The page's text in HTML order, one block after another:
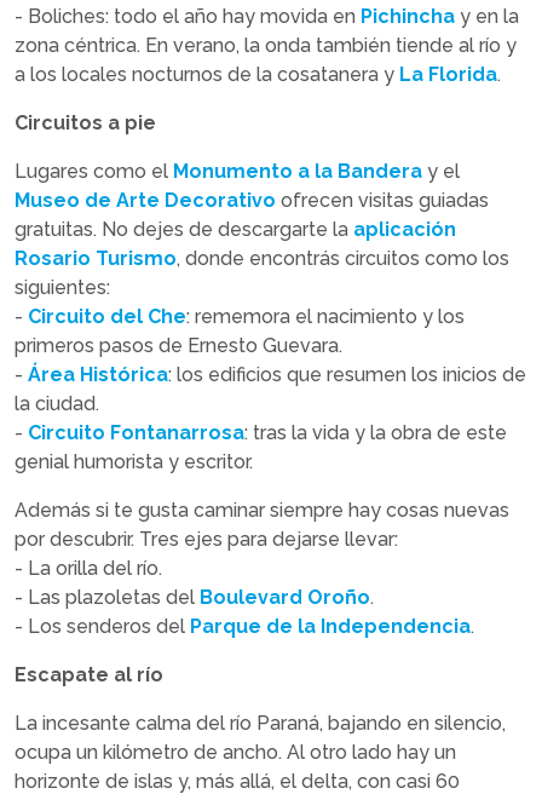
- Boliches: todo el año hay movida en Pichincha y en la
zona céntrica. En verano, la onda también tiende al río y
a los locales nocturnos de la cosatanera y La Florida.
Circuitos a pie
Lugares como el Monumento a la Bandera y el
Museo de Arte Decorativo ofrecen visitas guiadas
gratuitas. No dejes de descargarte la aplicación
Rosario Turismo, donde encontrás circuitos como los
siguientes:
- Circuito del Che: rememora el nacimiento y los
primeros pasos de Ernesto Guevara.
- Área Histórica: los edificios que resumen los inicios de
la ciudad.
- Circuito Fontanarrosa: tras la vida y la obra de este
genial humorista y escritor.
Además si te gusta caminar siempre hay cosas nuevas
por descubrir. Tres ejes para dejarse llevar:
- La orilla del río.
- Las plazoletas del Boulevard Oroño.
- Los senderos del Parque de la Independencia.
Escapate al río
La incesante calma del río Paraná, bajando en silencio,
ocupa un kilómetro de ancho. Al otro lado hay un
horizonte de islas y, más allá, el delta, con casi 60